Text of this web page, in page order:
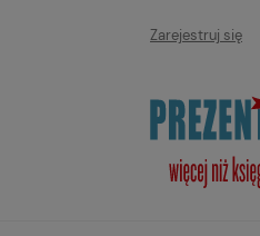
Zarejestruj się